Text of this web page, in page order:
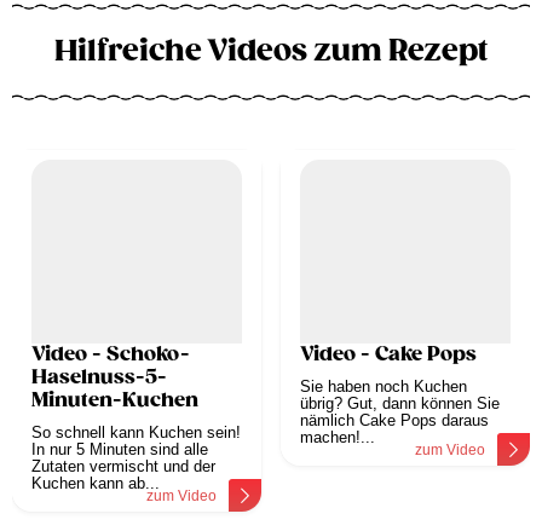
Hilfreiche Videos zum Rezept
Video - Schoko-
Haselnuss-5-
Minuten-Kuchen
So schnell kann Kuchen sein!
In nur 5 Minuten sind alle
Zutaten vermischt und der
Kuchen kann ab...
zum Video
Video - Cake Pops
Sie haben noch Kuchen
übrig? Gut, dann können Sie
nämlich Cake Pops daraus
machen!...
zum Video